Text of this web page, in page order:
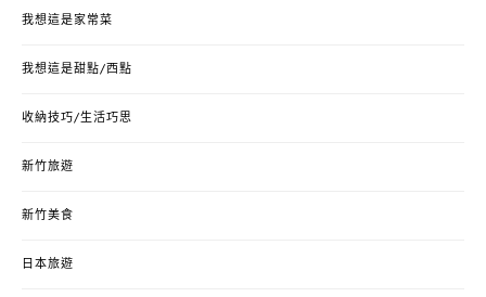
我想這是家常菜
我想這是甜點/西點
收納技巧/生活巧思
新竹旅遊
新竹美食
日本旅遊